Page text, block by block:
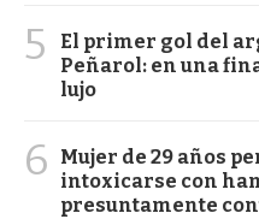
5
El primer gol del
Peñarol: en una
lujo
6
Mujer de 29 años
intoxicarse con
presuntamente